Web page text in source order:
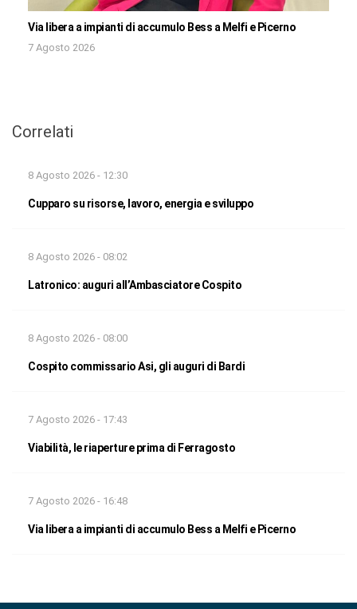
Via libera a impianti di accumulo Bess a Melfi e Picerno
7 Agosto 2026
Correlati
8 Agosto 2026 - 12:30
Cupparo su risorse, lavoro, energia e sviluppo
8 Agosto 2026 - 08:02
Latronico: auguri all’Ambasciatore Cospito
8 Agosto 2026 - 08:00
Cospito commissario Asi, gli auguri di Bardi
7 Agosto 2026 - 17:43
Viabilità, le riaperture prima di Ferragosto
7 Agosto 2026 - 16:48
Via libera a impianti di accumulo Bess a Melfi e Picerno